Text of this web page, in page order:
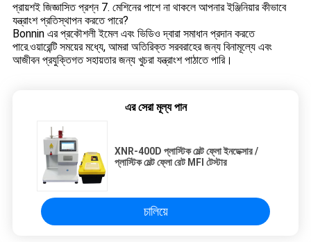
প্রায়শই জিজ্ঞাসিত প্রশ্ন 7. মেশিনের পাশে না থাকলে আপনার ইঞ্জিনিয়ার কীভাবে
যন্ত্রাংশ প্রতিস্থাপন করতে পারে?
Bonnin এর প্রকৌশলী ইমেল এবং ভিডিও দ্বারা সমাধান প্রদান করতে
পারে.ওয়ারেন্টি সময়ের মধ্যে, আমরা অতিরিক্ত সরবরাহের জন্য বিনামূল্যে এবং
আজীবন প্রযুক্তিগত সহায়তার জন্য খুচরা যন্ত্রাংশ পাঠাতে পারি।
এর সেরা মূল্য পান
XNR-400D প্লাস্টিক মেল্ট ফ্লো ইনডেক্সার /
প্লাস্টিক মেল্ট ফ্লো রেট MFI টেস্টার
চালিয়ে